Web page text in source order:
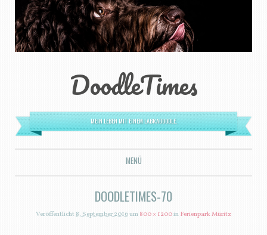
DoodleTimes
MEIN LEBEN MIT EINEM LABRADOODLE.
MENÜ
ZUM INHALT SPRINGEN
DOODLETIMES-70
Veröffentlicht8. September 2016um800 × 1200inFerienpark Müritz